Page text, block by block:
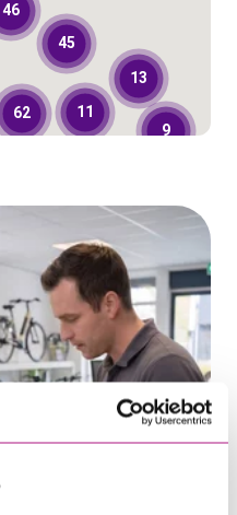
62
45
46
13
11
9